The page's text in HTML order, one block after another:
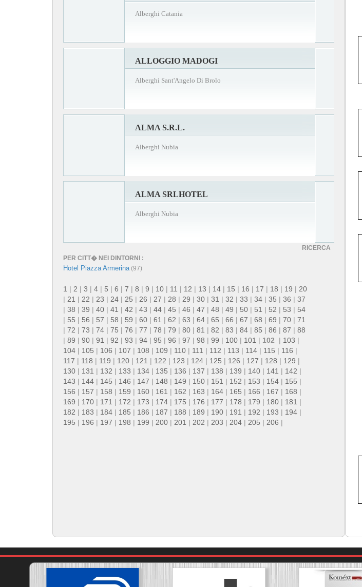
Alberghi Catania
ALLOGGIO MADOGI
Alberghi Sant'Angelo Di Brolo
ALMA S.R.L.
Alberghi Nubia
ALMA SRLHOTEL
Alberghi Nubia
RICERCA
PER CITT� NEI DINTORNI :
Hotel Piazza Armerina(97)
1 | 2 | 3 | 4 | 5 | 6 | 7 | 8 | 9 | 10 | 11 | 12 | 13 | 14 | 15 | 16 | 17 | 18 | 19 | 20
| 21 | 22 | 23 | 24 | 25 | 26 | 27 | 28 | 29 | 30 | 31 | 32 | 33 | 34 | 35 | 36 | 37
| 38 | 39 | 40 | 41 | 42 | 43 | 44 | 45 | 46 | 47 | 48 | 49 | 50 | 51 | 52 | 53 | 54
| 55 | 56 | 57 | 58 | 59 | 60 | 61 | 62 | 63 | 64 | 65 | 66 | 67 | 68 | 69 | 70 | 71
| 72 | 73 | 74 | 75 | 76 | 77 | 78 | 79 | 80 | 81 | 82 | 83 | 84 | 85 | 86 | 87 | 88
| 89 | 90 | 91 | 92 | 93 | 94 | 95 | 96 | 97 | 98 | 99 | 100 | 101 | 102 | 103 |
104 | 105 | 106 | 107 | 108 | 109 | 110 | 111 | 112 | 113 | 114 | 115 | 116 |
117 | 118 | 119 | 120 | 121 | 122 | 123 | 124 | 125 | 126 | 127 | 128 | 129 |
130 | 131 | 132 | 133 | 134 | 135 | 136 | 137 | 138 | 139 | 140 | 141 | 142 |
143 | 144 | 145 | 146 | 147 | 148 | 149 | 150 | 151 | 152 | 153 | 154 | 155 |
156 | 157 | 158 | 159 | 160 | 161 | 162 | 163 | 164 | 165 | 166 | 167 | 168 |
169 | 170 | 171 | 172 | 173 | 174 | 175 | 176 | 177 | 178 | 179 | 180 | 181 |
182 | 183 | 184 | 185 | 186 | 187 | 188 | 189 | 190 | 191 | 192 | 193 | 194 |
195 | 196 | 197 | 198 | 199 | 200 | 201 | 202 | 203 | 204 | 205 | 206 |